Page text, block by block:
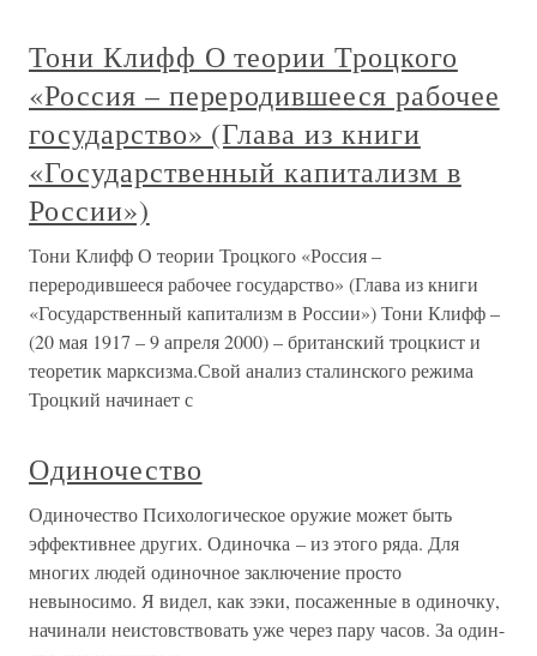
Тони Клифф О теории Троцкого
«Россия – переродившееся рабочее
государство» (Глава из книги
«Государственный капитализм в
России»)
Тони Клифф О теории Троцкого «Россия –
переродившееся рабочее государство» (Глава из книги
«Государственный капитализм в России») Тони Клифф –
(20 мая 1917 – 9 апреля 2000) – британский троцкист и
теоретик марксизма.Свой анализ сталинского режима
Троцкий начинает с
Одиночество
Одиночество Психологическое оружие может быть
эффективнее других. Одиночка – из этого ряда. Для
многих людей одиночное заключение просто
невыносимо. Я видел, как зэки, посаженные в одиночку,
начинали неистовствовать уже через пару часов. За один-